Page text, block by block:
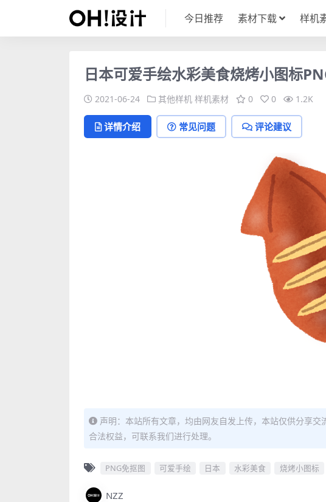
今日推荐 素材下载 样机
日本可爱手绘水彩美食烧烤小图标
2021-06-24 其他样机 样机素材 0 0 1.2K
详情介绍 常见问题 评论建议
声明：本站所有文章，均由网友自发上传，本站仅供分享
合法权益，可联系我们进行处理。
PNG免抠图 可爱手绘 日本 水彩美食 烧烤小图标
NZZ